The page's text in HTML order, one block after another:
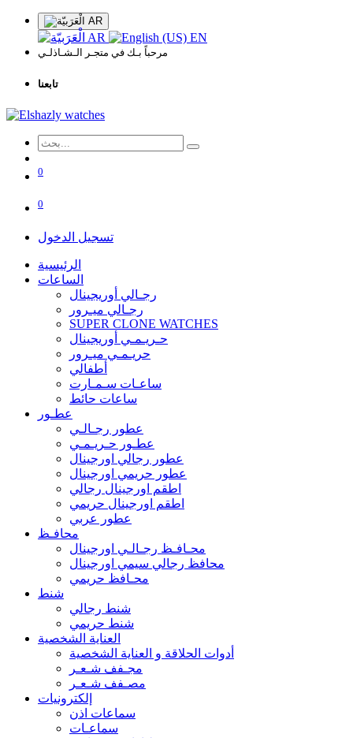
AR
AR EN
مرحباً بـك في متجـر الـشـاذلـي
تابعنا
0
0
تسجيل الدخول
الرئيسية
الساعات
رجـالي أوريجينال
رجـالي ميـرور
SUPER CLONE WATCHES
حـريـمـي أوريجينال
حريـمـي ميـرور
أطفالي
ساعـات سـمـارت
ساعات حائط
عطـور
عطور رجـالـي
عطـور حـريـمـي
عطور رجالي اورجينال
عطور حريمي اورجينال
اطقم اورجينال رجالي
اطقم اورجينال حريمي
عطور عربي
محافـظ
محـافـظ رجـالـي اورجينال
محافظ رجالي سيمي اورجينال
محـافظ حريمي
شنط
شنط رجالي
شنط حريمي
العناية الشخصية
أدوات الحلاقة و العناية الشخصية
مجـفف شـعـر
مصـفف شـعـر
إلكترونيات
سماعات اذن
سماعـات